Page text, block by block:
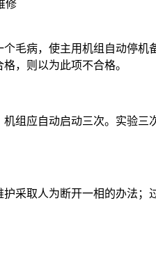
毛病，使主用机组自动停机
，则以为此项不合格。
组应自动启动三次。实验
采取人为断开一相的办法；